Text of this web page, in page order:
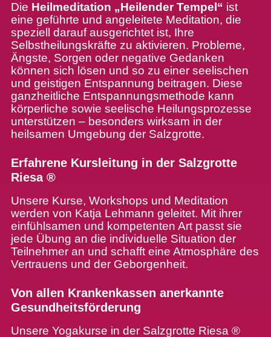
Die Heilmeditation „Heilender Tempel“ ist
eine geführte und angeleitete Meditation, die
speziell darauf ausgerichtet ist, Ihre
Selbstheilungskräfte zu aktivieren. Probleme,
Ängste, Sorgen oder negative Gedanken
können sich lösen und so zu einer seelischen
und geistigen Entspannung beitragen. Diese
ganzheitliche Entspannungsmethode kann
körperliche sowie seelische Heilungsprozesse
unterstützen – besonders wirksam in der
heilsamen Umgebung der Salzgrotte.
Erfahrene Kursleitung in der Salzgrotte
Riesa ®
Unsere Kurse, Workshops und Meditation
werden von Katja Lehmann geleitet. Mit ihrer
einfühlsamen und kompetenten Art passt sie
jede Übung an die individuelle Situation der
Teilnehmer an und schafft eine Atmosphäre des
Vertrauens und der Geborgenheit.
Von allen Krankenkassen anerkannte
Gesundheitsförderung
Unsere Yogakurse in der Salzgrotte Riesa ®